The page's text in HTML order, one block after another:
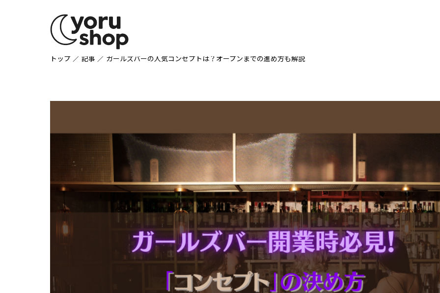
トップ 記事 ガールズバーの人気コンセプトは？オープンまでの進め方も解説